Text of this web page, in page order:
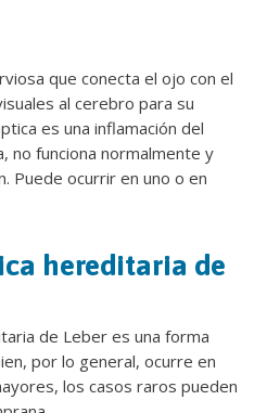
que conecta el ojo con el
al cerebro para su
es una inflamación del
no funciona normalmente y
Puede ocurrir en uno o en
hereditaria de
de Leber es una forma
por lo general, ocurre en
los casos raros pueden